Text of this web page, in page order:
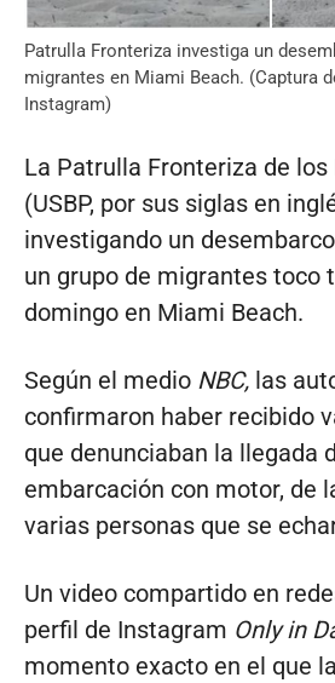
Patrulla Fronteriza investiga un
migrantes en Miami Beach. (Captura
Instagram)
La Patrulla Fronteriza de los
(USBP, por sus siglas en
investigando un
un grupo de migrantes toco
domingo en Miami Beach.
Según el medio NBC, las
confirmaron haber recibido
que denunciaban la llegada
embarcación con motor, de
varias personas que se
Un video compartido en
perfil de Instagram Only in
momento exacto en el que